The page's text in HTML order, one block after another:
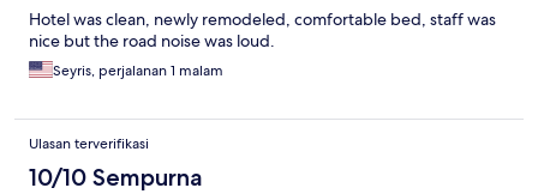
Hotel was clean, newly remodeled, comfortable bed, staff was
nice but the road noise was loud.
Seyris, perjalanan 1 malam
Ulasan terverifikasi
10/10 Sempurna